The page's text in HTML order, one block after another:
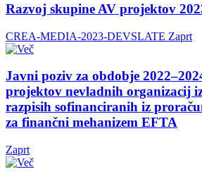
Razvoj skupine AV projektov
CREA-MEDIA-2023-DEVSLATE Zaprt
Javni poziv za obdobje
projektov nevladnih organizacij
razpisih sofinanciranih iz
za finančni mehanizem EFTA
Zaprt